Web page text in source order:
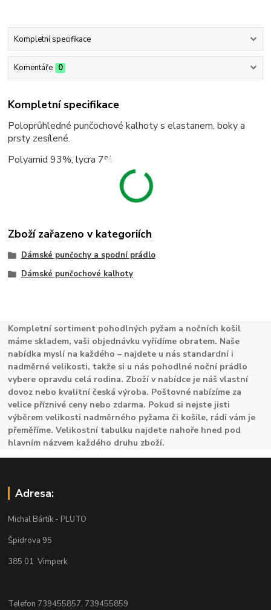
Kompletní specifikace
Komentáře 0
Kompletní specifikace
Poloprůhledné punčochové kalhoty s elastanem, boky a
prsty zesílené.
Polyamid 93%, lycra 7%.
Zboží zařazeno v kategoriích
Dámské punčochy a spodní prádlo
Dámské punčochové kalhoty
Kompletní sortiment pohodlných pyžam a nočních košil
máme skladem, vaši objednávku vyřídíme obratem. Naše
nabídka myslí na každého – najdete u nás standardní i
nadměrné velikosti, takže si u nás pohodlné noční prádlo
vybere opravdu celá rodina. Zboží v nabídce je náš vlastní
dovoz nebo kvalitní česká výroba. Poštovné nabízíme za
velice příznivé ceny nebo zdarma. Pokud si nejste jisti
výběrem velikosti nadměrného pyžama či košile, rádi vám je
přeměříme. Velikostní tabulku najdete nahoře hned pod
hlavním názvem každého druhu zboží.
Adresa:
Michal Bártík - PLUTO
Špidrova 95
385 01 Vimperk
Telefon 739455857, 739455859